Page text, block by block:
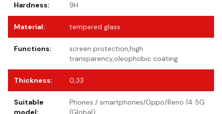
Hardness: 9H
Material: tempered glass
Functions:
screen protection,high
transparency,oleophobic coating
Thickness: 0,33
Suitable
model:
Phones / smartphones/Oppo/Reno 14 5G
(Global)